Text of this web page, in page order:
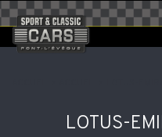
LOTUS-